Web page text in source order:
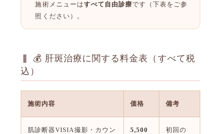
施術メニューはすべて自由診療です（下表をご参
照ください）。
💰 肝斑治療に関する料金表（すべて税
込）
施術内容 価格 備考
肌診断器VISIA撮影・カウン
5,500
初回の